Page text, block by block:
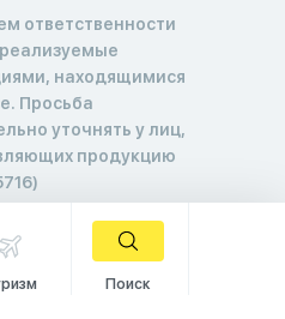
ответственности
реализуемые
находящимися
Просьба
уточнять у лиц,
продукцию
Поиск